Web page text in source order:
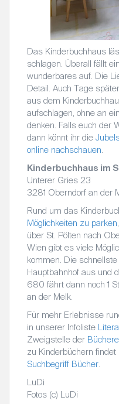
Das Kinderbuchhaus
schlagen. Überall fällt
wunderbares auf. Die
Detail. Auch Tage
aus dem
aufschlagen, ohne an
denken. Falls euch der
dann könnt ihr die
online nachschauen.
Kinderbuchhaus im
Unterer Gries 23
3281 Oberndorf an der
Rund um das
Möglichkeiten zu parken
über St. Pölten nach
Wien gibt es viele
kommen. Die
Hauptbahnhof aus und
680 fährt dann noch 1
an der Melk.
Für mehr Erlebnisse
in unserer Infoliste
Zweigstelle der
zu Kinderbüchern
Suchbegriff Bücher.
LuDi
Fotos (c) LuDi